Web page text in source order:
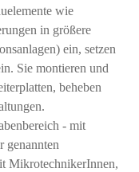
wie
in größere
ein, setzen
Sie montieren und
beheben
- mit
genannten
MikrotechnikerInnen,